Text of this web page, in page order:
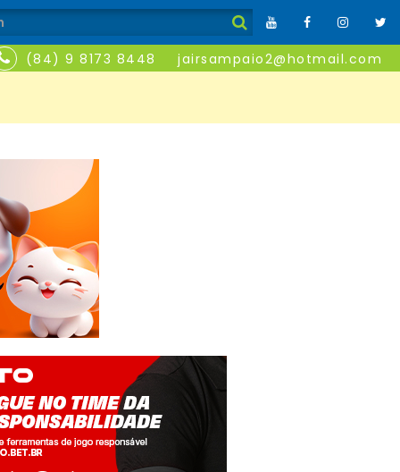
(84) 9 8173 8448 jairsampaio2@hotmail.com